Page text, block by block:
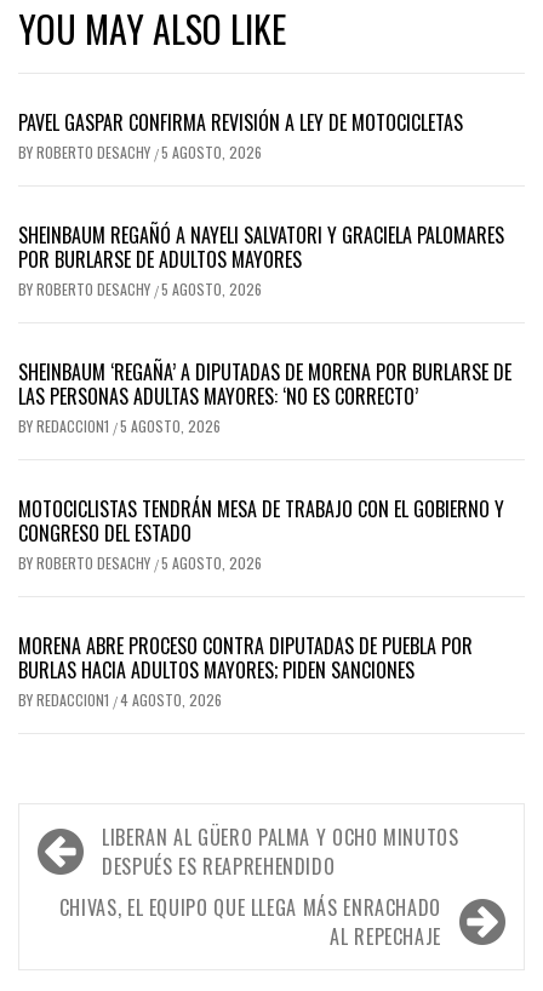
YOU MAY ALSO LIKE
PAVEL GASPAR CONFIRMA REVISIÓN A LEY DE MOTOCICLETAS
BYROBERTO DESACHY /5 AGOSTO, 2026
SHEINBAUM REGAÑÓ A NAYELI SALVATORI Y GRACIELA PALOMARES
POR BURLARSE DE ADULTOS MAYORES
BYROBERTO DESACHY /5 AGOSTO, 2026
SHEINBAUM ‘REGAÑA’ A DIPUTADAS DE MORENA POR BURLARSE DE
LAS PERSONAS ADULTAS MAYORES: ‘NO ES CORRECTO’
BYREDACCION1 /5 AGOSTO, 2026
MOTOCICLISTAS TENDRÁN MESA DE TRABAJO CON EL GOBIERNO Y
CONGRESO DEL ESTADO
BYROBERTO DESACHY /5 AGOSTO, 2026
MORENA ABRE PROCESO CONTRA DIPUTADAS DE PUEBLA POR
BURLAS HACIA ADULTOS MAYORES; PIDEN SANCIONES
BYREDACCION1 /4 AGOSTO, 2026
Navegación
de
entradas
LIBERAN AL GÜERO PALMA Y OCHO MINUTOS
DESPUÉS ES REAPREHENDIDO
CHIVAS, EL EQUIPO QUE LLEGA MÁS ENRACHADO
AL REPECHAJE